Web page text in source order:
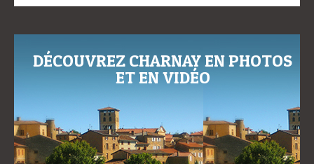
DÉCOUVREZ CHARNAY EN PHOTOS
ET EN VIDÉO